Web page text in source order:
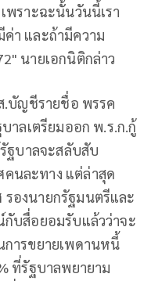
พราะฉะนั้นวันนี้เรา
า และถ้ามีความ
นายเอกนิติกล่าว
.บัญชีรายชื่อ พรรค
าลเตรียมออก พ.ร.ก.กู้
ฐบาลจะสลับสับ
นละทาง แต่ล่าสุด
องนายกรัฐมนตรีและ
บสื่อยอมรับแล้วว่าจะ
การขยายเพดานหนี้
ที่รัฐบาลพยายาม